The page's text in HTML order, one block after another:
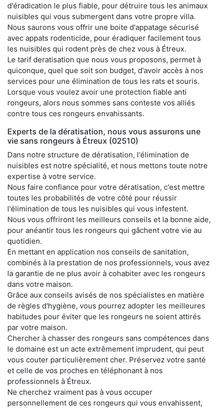
d'éradication le plus fiable, pour détruire tous les animaux
nuisibles qui vous submergent dans votre propre villa.
Nous saurons vous offrir une boite d'appatage sécurisé
avec appats rodenticide, pour éradiquer facilement tous
les nuisibles qui rodent près de chez vous à Étreux.
Le tarif deratisation que nous vous proposons, permet à
quiconque, quel que soit son budget, d'avoir accès à nos
services pour une élimination de tous les rats et souris.
Lorsque vous voulez avoir une protection fiable anti
rongeurs, alors nous sommes sans conteste vos alliés
contre tous ces rongeurs envahissants.
Experts de la dératisation, nous vous assurons une
vie sans rongeurs à Étreux (02510)
Dans notre structure de dératisation, l'élimination de
nuisibles est notre spécialité, et nous mettons toute notre
expertise à votre service.
Nous faire confiance pour votre dératisation, c'est mettre
toutes les probabilités de votre côté pour réussir
l'élimination de tous les nuisibles qui vous infestent.
Nous vous offriront les meilleurs conseils et la bonne aide,
pour anéantir tous les rongeurs qui gâchent votre vie au
quotidien.
En mettant en application nos conseils de sanitation,
combinés à la prestation de nos professionnels, vous avez
la garantie de ne plus avoir à cohabiter avec les rongeurs
dans votre maison.
Grâce aux conseils avisés de nos spécialistes en matière
de règles d'hygiène, vous pourrez adopter les meilleures
habitudes pour éviter que les rongeurs ne soient attirés
par votre maison.
Chercher à chasser des rongeurs sans compétences dans
le domaine est un acte extrêmement imprudent, qui peut
vous couter particulièrement cher. Préservez votre santé
et celle de vos proches en téléphonant à nos
professionnels à Étreux.
Ne cherchez vraiment pas à vous occuper
personnellement de ces rongeurs qui vous envahissent,